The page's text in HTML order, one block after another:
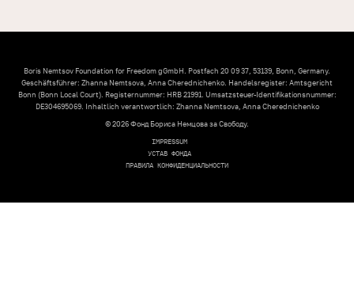
Boris Nemtsov Foundation for Freedom gGmbH. Postfach 20 09 37, 53139, Bonn, Germany.
Geschäftsführer: Zhanna Nemtsova, Anna Cherednichenko. Handelsregister: Amtsgericht
Bonn (Bonn Local Court). Registernummer: HRB 21991. Umsatzsteuer-Identifikationsnummer:
DE304695069. Inhaltlich verantwortlich: Zhanna Nemtsova, Anna Cherednichenko
© 2026 Фонд Бориса Немцова за Свободу.
IMPRESSUM
УСТАВ ФОНДА
ПРАВИЛА КОНФИДЕНЦИАЛЬНОСТИ